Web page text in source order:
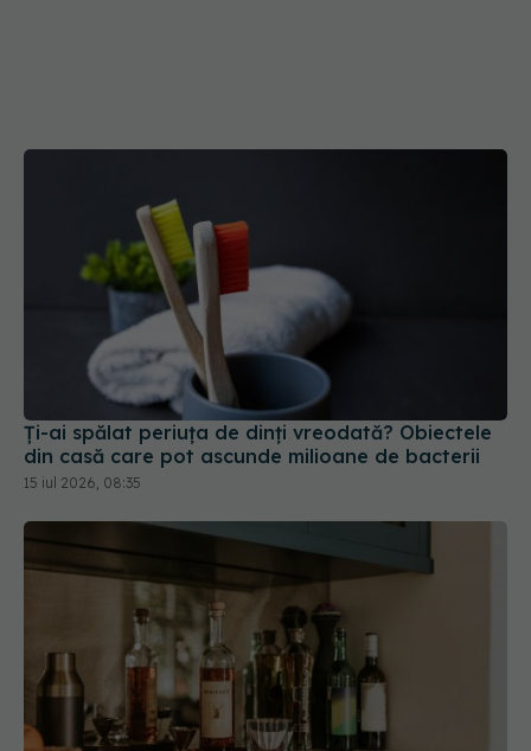
Ți-ai spălat periuța de dinți vreodată? Obiectele
din casă care pot ascunde milioane de bacterii
15 iul 2026, 08:35